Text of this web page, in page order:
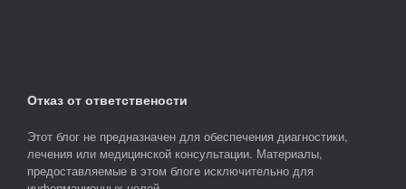
Отказ от ответствености
Этот блог не предназначен для обеспечения диагностики,
лечения или медицинской консультации. Материалы,
предоставляемые в этом блоге исключительно для